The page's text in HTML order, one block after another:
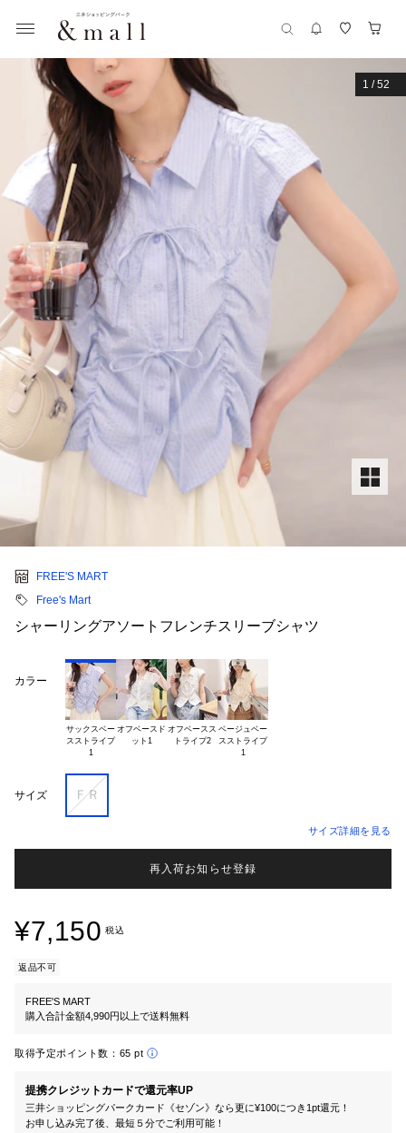
1 /52
FREE'S MART
Free's Mart
シャーリングアソートフレンチスリーブシャツ
カラー
サックスベー
スストライプ
オフベースド オフベースス
トライプ2
ベージュベー
スストライプ
サイズ ＦＲ
サイズ詳細を見る
再入荷お知らせ登録
¥7,150 税込
返品不可
FREE'S MART
購入合計金額4,990円以上で送料無料
取得予定ポイント数： 65 pt
提携クレジットカードで還元率UP
三井ショッピングパークカード《セゾン》なら更に¥100につき1pt還元！
お申し込み完了後、最短５分でご利用可能！